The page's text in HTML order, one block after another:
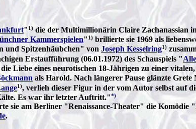
" 1) die der Multimillionärin Claire Zachanassian
Kammerspielen"1) brillierte sie 1969 als
und Spitzenhäubchen" von Joseph Kesselring1)
Erstaufführung (06.01.1972) des Schauspiels "
Liebe eines neurotischen 18-Jährigen zu einer
als Harold. Nach längerer Pause glänzte
1), verlieh dieser Figur in der vom Autor selbst auf
Es war ihr letzter Auftritt."*)
sie am Berliner "Renaissance-Theater" die
.